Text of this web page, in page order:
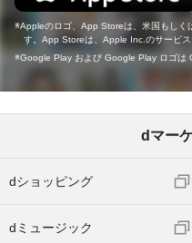
Appleのロゴ、App Storeは、米国もしく
す。App Storeは、Apple Inc.のサービス
Google Play および Google Play ロゴは
dマー
dショッピング
dミュージック